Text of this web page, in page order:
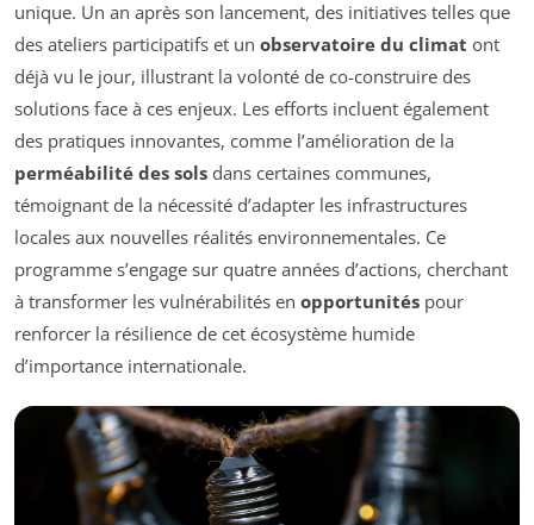
unique. Un an après son lancement, des initiatives telles que
des ateliers participatifs et un observatoire du climat ont
déjà vu le jour, illustrant la volonté de co-construire des
solutions face à ces enjeux. Les efforts incluent également
des pratiques innovantes, comme l’amélioration de la
perméabilité des sols dans certaines communes,
témoignant de la nécessité d’adapter les infrastructures
locales aux nouvelles réalités environnementales. Ce
programme s’engage sur quatre années d’actions, cherchant
à transformer les vulnérabilités en opportunités pour
renforcer la résilience de cet écosystème humide
d’importance internationale.